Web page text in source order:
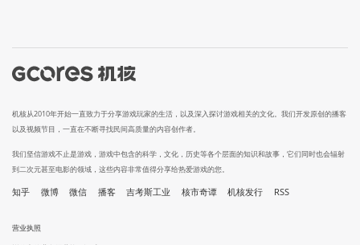
机核从2010年开始一直致力于分享游戏玩家的生活，以及深入探讨游戏相关的文化。我们开发原创的播客
以及视频节目，一直在不断寻找民间高质量的内容创作者。
我们坚信游戏不止是游戏，游戏中包含的科学，文化，历史等各个层面的知识和故事，它们同时也会辐射
到二次元甚至电影的领域，这些内容非常值得分享给热爱游戏的您。
知乎 微博 微信 播客 吉考斯工业 核市奇谭 机核发行 RSS
营业执照